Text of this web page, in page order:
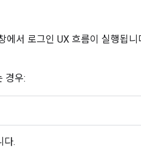
에서 로그인 UX 흐름이 실행됩
경우:
다.